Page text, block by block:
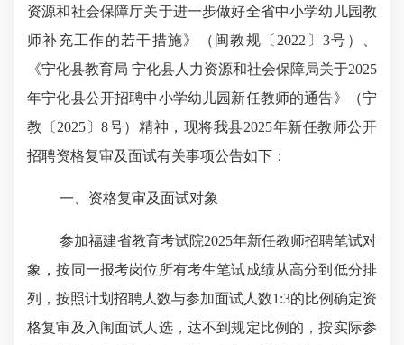
资源和社会保障厅关于进一步做好全省中小学幼儿园教
师补充工作的若干措施》（闽教规〔2022〕3号）、
《宁化县教育局 宁化县人力资源和社会保障局关于2025
年宁化县公开招聘中小学幼儿园新任教师的通告》（宁
教〔2025〕8号）精神，现将我县2025年新任教师公开
招聘资格复审及面试有关事项公告如下：
一、资格复审及面试对象
参加福建省教育考试院2025年新任教师招聘笔试对
象，按同一报考岗位所有考生笔试成绩从高分到低分排
列，按照计划招聘人数与参加面试人数1:3的比例确定资
格复审及入闱面试人选，达不到规定比例的，按实际参